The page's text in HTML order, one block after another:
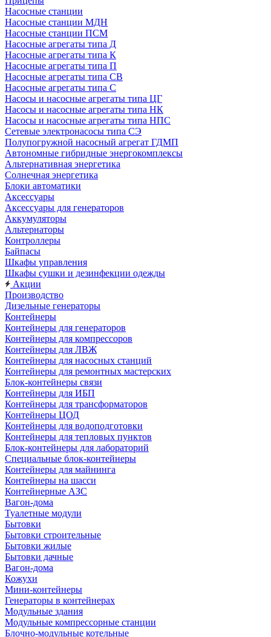
Насосные станции
Насосные станции МДН
Насосные станции ПСМ
Насосные агрегаты типа Д
Насосные агрегаты типа К
Насосные агрегаты типа П
Насосные агрегаты типа СВ
Насосные агрегаты типа С
Насосы и насосные агрегаты типа ЦГ
Насосы и насосные агрегаты типа НК
Насосы и насосные агрегаты типа НПС
Сетевые электронасосы типа СЭ
Полупогружной насосный агрегат ГДМП
Автономные гибридные энергокомплексы
Альтернативная энергетика
Солнечная энергетика
Блоки автоматики
Аксессуары
Аксессуары для генераторов
Аккумуляторы
Альтернаторы
Контроллеры
Байпасы
Шкафы управления
Шкафы сушки и дезинфекции одежды
Акции
Производство
Дизельные генераторы
Контейнеры
Контейнеры для генераторов
Контейнеры для компрессоров
Контейнеры для ЛВЖ
Контейнеры для насосных станций
Контейнеры для ремонтных мастерских
Блок-контейнеры связи
Контейнеры для ИБП
Контейнеры для трансформаторов
Контейнеры ЦОД
Контейнеры для водоподготовки
Контейнеры для тепловых пунктов
Блок-контейнеры для лабораторий
Специальные блок-контейнеры
Контейнеры для майнинга
Контейнеры на шасси
Контейнерные АЗС
Вагон-дома
Туалетные модули
Бытовки
Бытовки строительные
Бытовки жилые
Бытовки дачные
Вагон-дома
Кожухи
Мини-контейнеры
Генераторы в контейнерах
Модульные здания
Модульные компрессорные станции
Блочно-модульные котельные